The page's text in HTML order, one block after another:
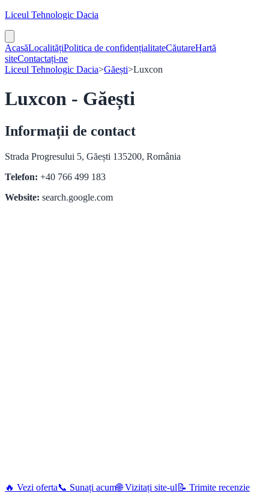
Liceul Tehnologic Dacia
AcasăLocalitățiPolitica de confidențialitateCăutareHartă
siteContactați-ne
Liceul Tehnologic Dacia>Găești>Luxcon
Luxcon - Găești
Informații de contact
Strada Progresului 5, Găești 135200, România
Telefon: +40 766 499 183
Website: search.google.com
🔥 Vezi oferta📞 Sunați acum🌐 Vizitați site-ul 📝 Trimite recenzie